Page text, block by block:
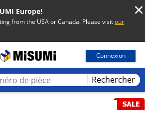
Europe!
from the USA or Canada. Please visitour
Connexion
Rechercher